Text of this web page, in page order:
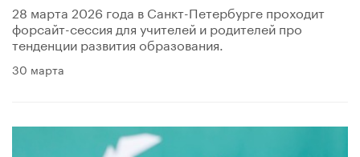
28 марта 2026 года в Санкт-Петербурге проходит
форсайт-сессия для учителей и родителей про
тенденции развития образования.
30 марта